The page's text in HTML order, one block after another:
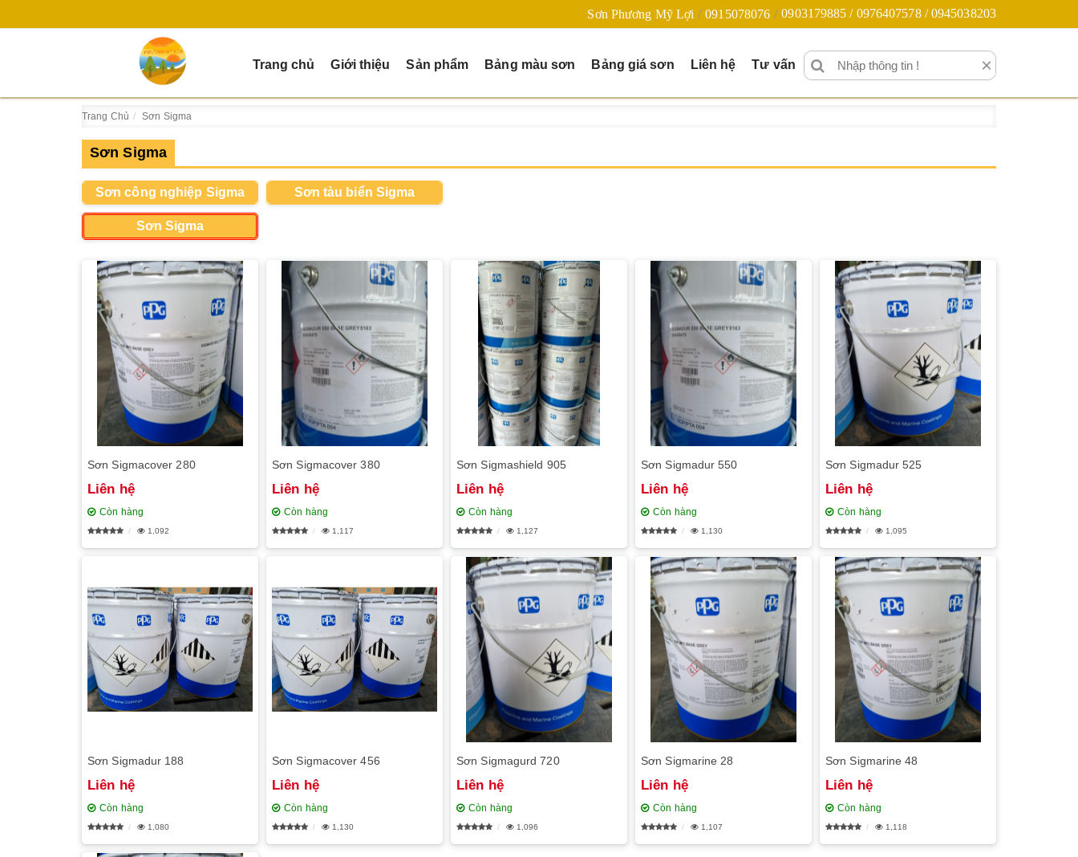
Sơn Phương Mỹ Lợi 0915078076 0903179885 / 0976407578 / 0945038203
Trang chủ Giới thiệu Sản phẩm Bảng màu sơn Bảng giá sơn Liên hệ Tư vấn ×
Trang Chủ Sơn Sigma
Sơn Sigma
Sơn công nghiệp Sigma
Sơn Sigma
Sơn tàu biển Sigma
Sơn Sigmacover 280
Liên hệ
Còn hàng
1,092
Sơn Sigmacover 380
Liên hệ
Còn hàng
1,117
Sơn Sigmashield 905
Liên hệ
Còn hàng
1,127
Sơn Sigmadur 550
Liên hệ
Còn hàng
1,130
Sơn Sigmadur 525
Liên hệ
Còn hàng
1,095
Sơn Sigmadur 188
Liên hệ
Còn hàng
1,080
Sơn Sigmacover 456
Liên hệ
Còn hàng
1,130
Sơn Sigmagurd 720
Liên hệ
Còn hàng
1,096
Sơn Sigmarine 28
Liên hệ
Còn hàng
1,107
Sơn Sigmarine 48
Liên hệ
Còn hàng
1,118